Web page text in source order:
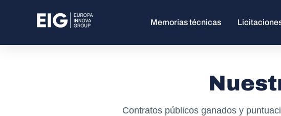
Memorias técnicas
Contratos públicos ganados y